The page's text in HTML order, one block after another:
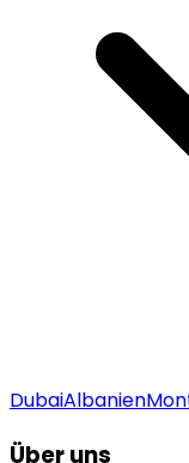
DubaiAlbanien
Über uns